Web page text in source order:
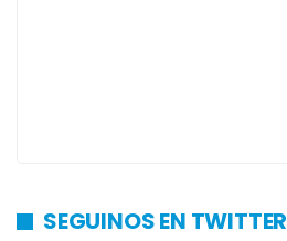
SEGUINOS EN TWITTER